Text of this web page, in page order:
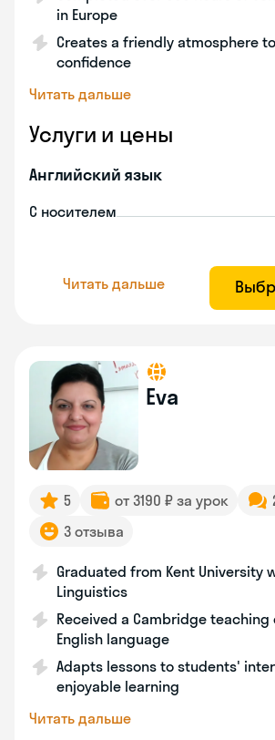
in Europe
Creates a friendly atmosphere
confidence
Читать дальше
Услуги и цены
Английский язык
С носителем
Читать дальше
Eva
5 от 3190 ₽ за урок
3 отзыва
Graduated from Kent University
Linguistics
Received a Cambridge
English language
Adapts lessons to students'
enjoyable learning
Читать дальше